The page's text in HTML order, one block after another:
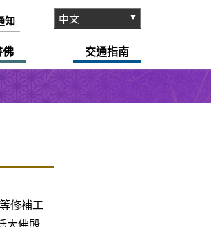
知
佛 交通指南
修補工